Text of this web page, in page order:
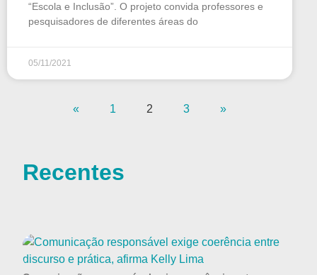
“Escola e Inclusão”. O projeto convida professores e
pesquisadores de diferentes áreas do
05/11/2021
« 1 2 3 »
Recentes